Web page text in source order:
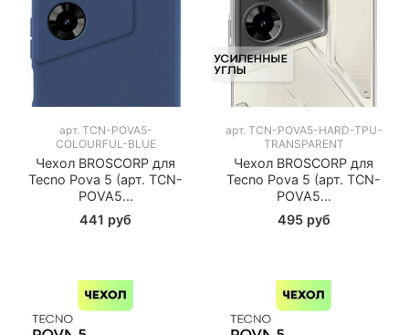
арт. TCN-POVA5-
COLOURFUL-BLUE
Чехол BROSCORP для
Tecno Pova 5 (арт. TCN-
POVA5...
441 руб
арт. TCN-POVA5-HARD-TPU-
TRANSPARENT
Чехол BROSCORP для
Tecno Pova 5 (арт. TCN-
POVA5...
495 руб